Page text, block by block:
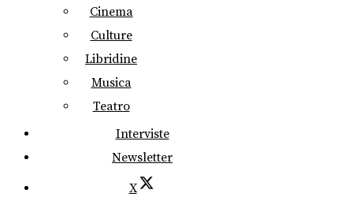
Cinema
Culture
Libridine
Musica
Teatro
Interviste
Newsletter
X